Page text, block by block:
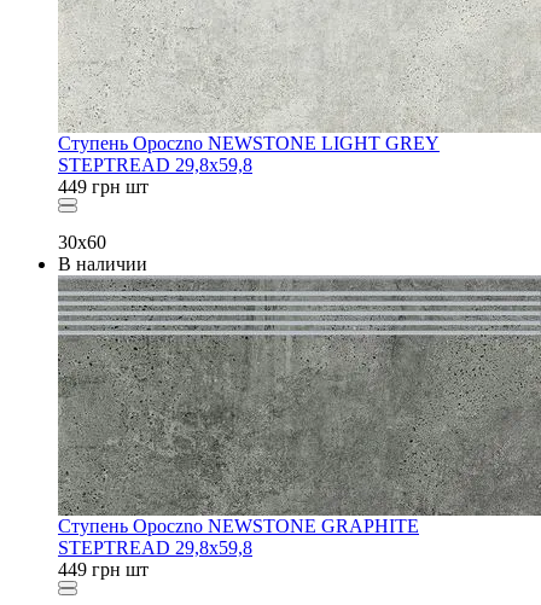
Ступень Opoczno NEWSTONE LIGHT GREY
STEPTREAD 29,8x59,8
449 грн шт
30x60
В наличии
Ступень Opoczno NEWSTONE GRAPHITE
STEPTREAD 29,8x59,8
449 грн шт